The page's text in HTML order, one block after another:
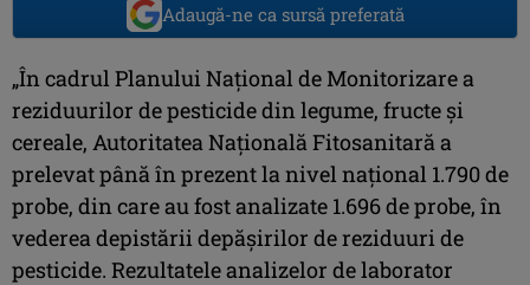
Adaugă-ne ca sursă preferată
„În cadrul Planului Naţional de Monitorizare a
reziduurilor de pesticide din legume, fructe şi
cereale, Autoritatea Naţională Fitosanitară a
prelevat până în prezent la nivel naţional 1.790 de
probe, din care au fost analizate 1.696 de probe, în
vederea depistării depăşirilor de reziduuri de
pesticide. Rezultatele analizelor de laborator